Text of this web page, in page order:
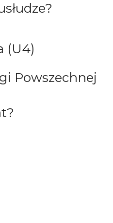
(U4)
Powszechnej